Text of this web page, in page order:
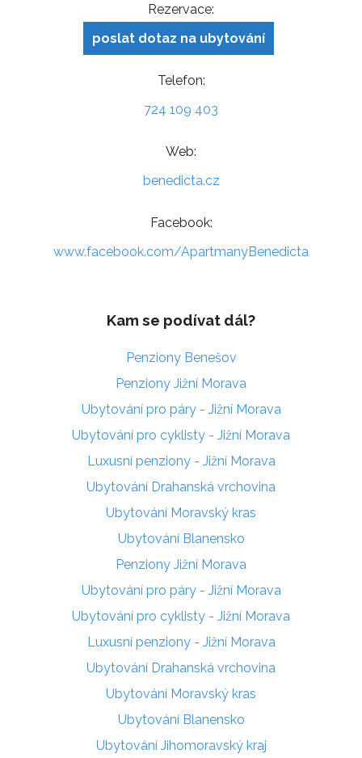
Rezervace:
poslat dotaz na ubytování
Telefon:
724 109 403
Web:
benedicta.cz
Facebook:
www.facebook.com/ApartmanyBenedicta
Kam se podívat dál?
Penziony Benešov
Penziony Jižní Morava
Ubytování pro páry - Jižní Morava
Ubytování pro cyklisty - Jižní Morava
Luxusní penziony - Jižní Morava
Ubytování Drahanská vrchovina
Ubytování Moravský kras
Ubytování Blanensko
Penziony Jižní Morava
Ubytování pro páry - Jižní Morava
Ubytování pro cyklisty - Jižní Morava
Luxusní penziony - Jižní Morava
Ubytování Drahanská vrchovina
Ubytování Moravský kras
Ubytování Blanensko
Ubytování Jihomoravský kraj